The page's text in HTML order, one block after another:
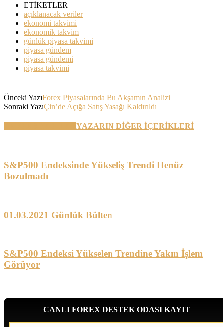
ETİKETLER
açıklanacak veriler
ekonomi takvimi
ekonomik takvim
günlük piyasa takvimi
piyasa gündem
piyasa gündemi
piyasa takvimi
Önceki YazıForex Piyasalarında Bu Akşamın Analizi
Sonraki YazıÇin’de Açığa Satış Yasağı Kaldırıldı
YAZARIN DİĞER İÇERİKLERİ
S&P500 Endeksinde Yükseliş Trendi Henüz
Bozulmadı
01.03.2021 Günlük Bülten
S&P500 Endeksi Yükselen Trendine Yakın İşlem
Görüyor
CANLI FOREX DESTEK ODASI KAYIT